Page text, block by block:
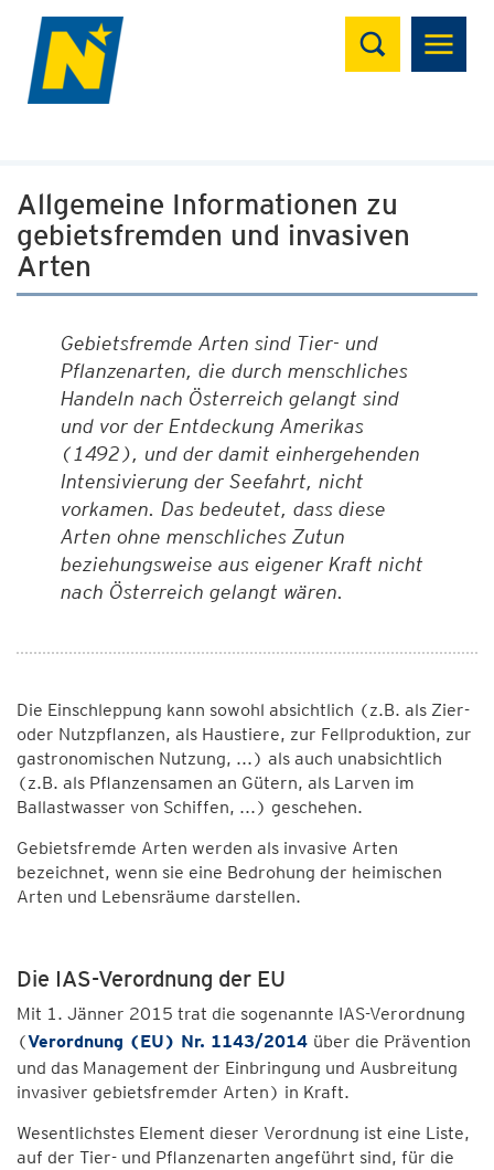
Suchen
Allgemeine Informationen zu
gebietsfremden und invasiven
Arten
Gebietsfremde Arten sind Tier- und
Pflanzenarten, die durch menschliches
Handeln nach Österreich gelangt sind
und vor der Entdeckung Amerikas
(1492), und der damit einhergehenden
Intensivierung der Seefahrt, nicht
vorkamen. Das bedeutet, dass diese
Arten ohne menschliches Zutun
beziehungsweise aus eigener Kraft nicht
nach Österreich gelangt wären.
Die Einschleppung kann sowohl absichtlich (z.B. als Zier-
oder Nutzpflanzen, als Haustiere, zur Fellproduktion, zur
gastronomischen Nutzung, ...) als auch unabsichtlich
(z.B. als Pflanzensamen an Gütern, als Larven im
Ballastwasser von Schiffen, ...) geschehen.
Gebietsfremde Arten werden als invasive Arten
bezeichnet, wenn sie eine Bedrohung der heimischen
Arten und Lebensräume darstellen.
Die IAS-Verordnung der EU
Mit 1. Jänner 2015 trat die sogenannte IAS-Verordnung
(Verordnung (EU) Nr. 1143/2014 über die Prävention
und das Management der Einbringung und Ausbreitung
invasiver gebietsfremder Arten) in Kraft.
Wesentlichstes Element dieser Verordnung ist eine Liste,
auf der Tier- und Pflanzenarten angeführt sind, für die